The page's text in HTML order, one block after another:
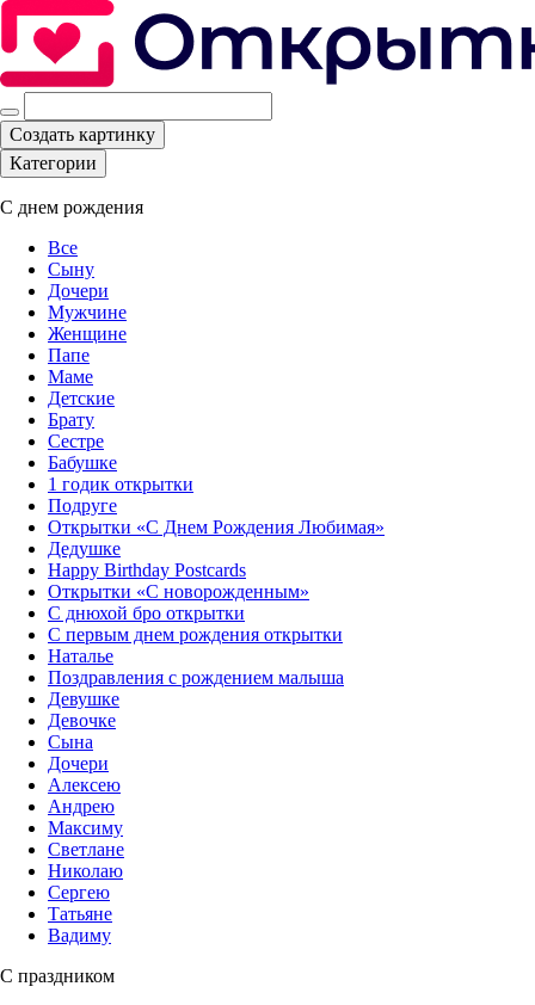
Создать картинку
Категории
С днем рождения
Все
Сыну
Дочери
Мужчине
Женщине
Папе
Маме
Детские
Брату
Сестре
Бабушке
1 годик открытки
Подруге
Открытки «С Днем Рождения Любимая»‎
Дедушке
Happy Birthday Postcards
Открытки «‎С новорожденным»
С днюхой бро открытки
С первым днем рождения открытки
Наталье
Поздравления с рождением малыша
Девушке
Девочке
Сына
Дочери
Алексею
Андрею
Максиму
Светлане
Николаю
Сергею
Татьяне
Вадиму
С праздником